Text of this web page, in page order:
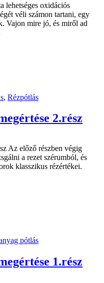
lehetséges oxidációs
véli számon tartani, egy
Vajon mire jó, és miről ad
, Rézpótlás
2.rész
Az előző részben végig
a rezet szérumból, és
klasszikus rézértékei.
pótlás
1.rész